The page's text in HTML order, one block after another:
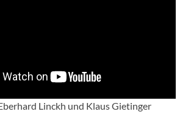
Linckh und Klaus Gietinger